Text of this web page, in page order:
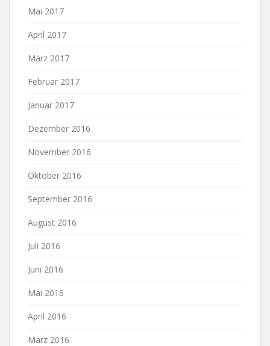
Mai 2017
April 2017
März 2017
Februar 2017
Januar 2017
Dezember 2016
November 2016
Oktober 2016
September 2016
August 2016
Juli 2016
Juni 2016
Mai 2016
April 2016
März 2016